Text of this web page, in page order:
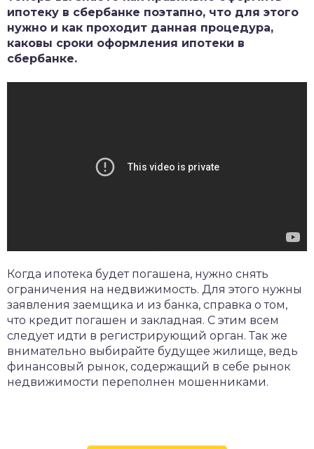
ипотеку в сбербанке поэтапно, что для этого
нужно и как проходит данная процедура,
каковы сроки оформления ипотеки в
сбербанке.
Когда ипотека будет погашена, нужно снять
ограничения на недвижимость. Для этого нужны
заявления заемщика и из банка, справка о том,
что кредит погашен и закладная. С этим всем
следует идти в регистрирующий орган. Так же
внимательно выбирайте будущее жилище, ведь
финансовый рынок, содержащий в себе рынок
недвижимости переполнен мошенниками.